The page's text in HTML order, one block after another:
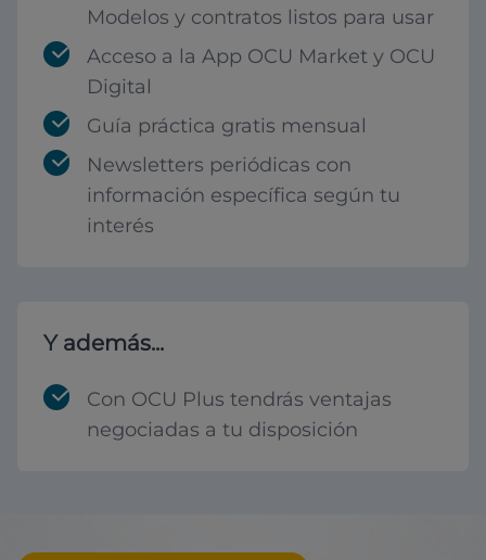
Modelos y contratos listos para usar
Acceso a la App OCU Market y OCU
Digital
Guía práctica gratis mensual
Newsletters periódicas con
información específica según tu
interés
Y además...
Con OCU Plus tendrás ventajas
negociadas a tu disposición